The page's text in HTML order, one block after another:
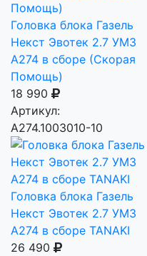
Головка блока Газель
Некст Эвотек 2.7 УМЗ
А274 в сборе (Скорая
Помощь)
18 990
Артикул:
А274.1003010-10
Головка блока Газель
Некст Эвотек 2.7 УМЗ
А274 в сборе TANAKI
26 490